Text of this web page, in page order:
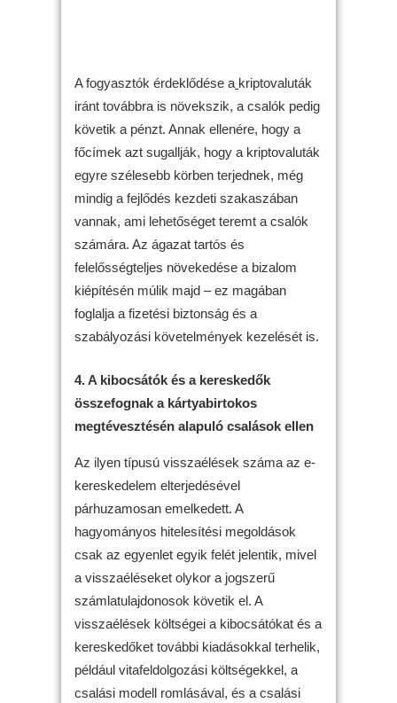
A fogyasztók érdeklődése a kriptovaluták
iránt továbbra is növekszik, a csalók pedig
követik a pénzt. Annak ellenére, hogy a
főcímek azt sugallják, hogy a kriptovaluták
egyre szélesebb körben terjednek, még
mindig a fejlődés kezdeti szakaszában
vannak, ami lehetőséget teremt a csalók
számára. Az ágazat tartós és
felelősségteljes növekedése a bizalom
kiépítésén múlik majd – ez magában
foglalja a fizetési biztonság és a
szabályozási követelmények kezelését is.
4. A kibocsátók és a kereskedők
összefognak a kártyabirtokos
megtévesztésén alapuló csalások ellen
Az ilyen típusú visszaélések száma az e-
kereskedelem elterjedésével
párhuzamosan emelkedett. A
hagyományos hitelesítési megoldások
csak az egyenlet egyik felét jelentik, mivel
a visszaéléseket olykor a jogszerű
számlatulajdonosok követik el. A
visszaélések költségei a kibocsátókat és a
kereskedőket további kiadásokkal terhelik,
például vitafeldolgozási költségekkel, a
csalási modell romlásával, és a csalási